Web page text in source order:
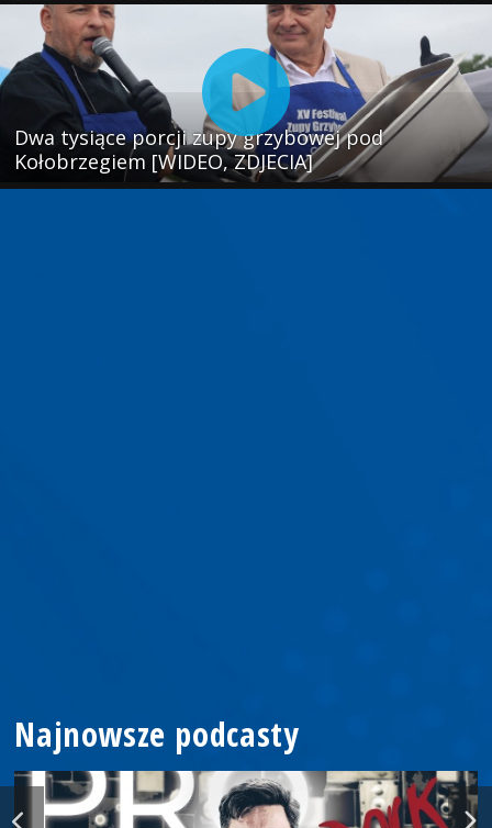
Dwa tysiące porcji zupy grzybowej pod
Kołobrzegiem [WIDEO, ZDJECIA]
Najnowsze podcasty